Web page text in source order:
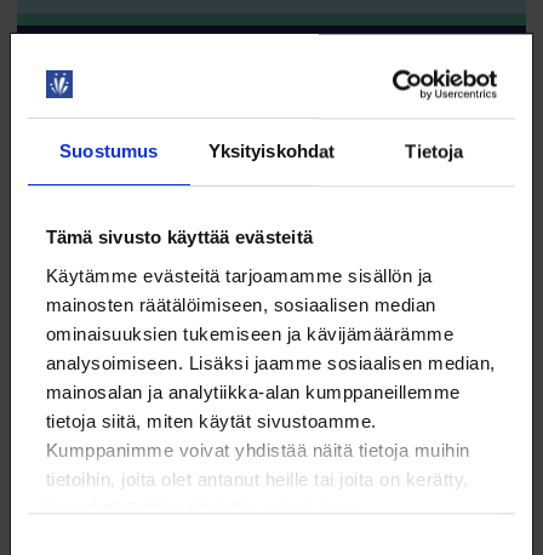
Suostumus Yksityiskohdat Tietoja
Tämä sivusto käyttää evästeitä
Käytämme evästeitä tarjoamamme sisällön ja
mainosten räätälöimiseen, sosiaalisen median
ominaisuuksien tukemiseen ja kävijämäärämme
analysoimiseen. Lisäksi jaamme sosiaalisen median,
mainosalan ja analytiikka-alan kumppaneillemme
tietoja siitä, miten käytät sivustoamme.
Kumppanimme voivat yhdistää näitä tietoja muihin
tietoihin, joita olet antanut heille tai joita on kerätty,
Tekoälyklinikka – käytännön ratkaisuja
tekoälyn hyödyntämiseen
KOULUTUS
TEKOÄLY